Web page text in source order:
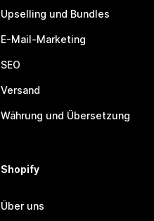
Upselling und Bundles
E-Mail-Marketing
SEO
Versand
Währung und Übersetzung
Shopify
Über uns